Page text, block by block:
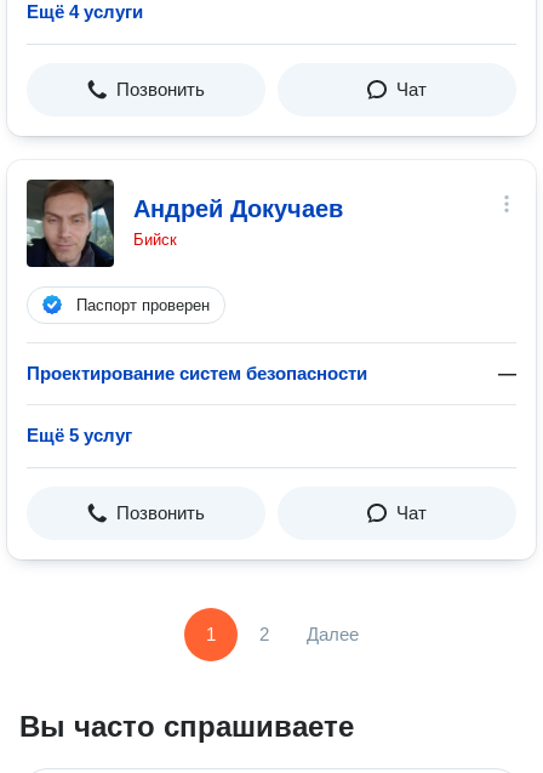
Ещё 4 услуги
Позвонить Чат
Андрей Докучаев
Бийск
Паспорт проверен
Проектирование систем безопасности —
Ещё 5 услуг
Позвонить Чат
1 2 Далее
Вы часто спрашиваете